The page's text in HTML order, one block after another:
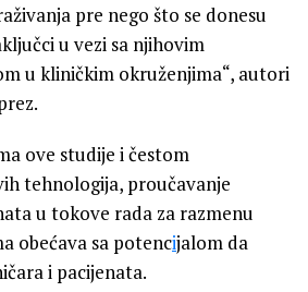
pre nego što se donesu
u vezi sa njihovim
u kliničkim okruženjima“, autori
ove studije i čestom
tehnologija, proučavanje
u tokove rada za razmenu
obećava sa potencijalom da
i pacijenata.